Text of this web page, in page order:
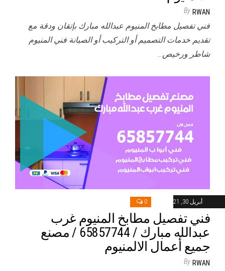
By RWAN
فني تفصيل مطابخ المنيوم عبدالله مبارك بإتقان ودقة مع
تقديم خدمات التصميم أو التركيب أو الصيانة فني المنيوم
شاطر ورخيص…
أبريل 30, 2021 0
فني تفصيل مطابخ المنيوم غرب
عبدالله مبارك / 65857744 / مصنع
جميع أعمال الالمنيوم
By RWAN